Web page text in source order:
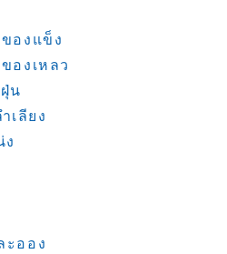
องแข็ง
องเหลว
น
เลียง
ะออง